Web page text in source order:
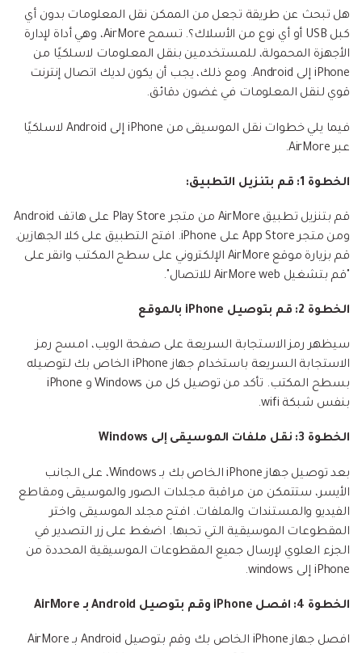
هل تبحث عن طريقة تجعل من الممكن نقل المعلومات بدون أي
كبل USB أو أي نوع من الأسلاك؟. تسمح AirMore، وهي أداة لإدارة
الأجهزة المحمولة، للمستخدمين بنقل المعلومات لاسلكيًا من
iPhone إلى Android. ومع ذلك، يجب أن يكون لديك اتصال إنترنت
قوي لنقل المعلومات في غضون دقائق.
فيما يلي خطوات نقل الموسيقى من iPhone إلى Android لاسلكيًا
عبر AirMore.
الخطوة 1: قم بتنزيل التطبيق:
قم بتنزيل تطبيق AirMore من متجر Play Store على هاتف Android
ومن متجر App Store على iPhone. افتح التطبيق على كلا الجهازين.
قم بزيارة موقع AirMore الإلكتروني على سطح المكتب وانقر على
"قم بتشغيل AirMore web للاتصال".
الخطوة 2: قم بتوصيل iPhone بالموقع
سيظهر رمز الاستجابة السريعة على صفحة الويب، امسح رمز
الاستجابة السريعة باستخدام جهاز iPhone الخاص بك لتوصيله
بسطح المكتب. تأكد من توصيل كل من Windows و iPhone
بنفس شبكة wifi.
الخطوة 3: نقل ملفات الموسيقى إلى Windows
بعد توصيل جهاز iPhone الخاص بك بـ Windows، على الجانب
الأيسر، ستتمكن من مراقبة مجلدات الصور والموسيقى ومقاطع
الفيديو والمستندات والملفات. افتح مجلد الموسيقى واختر
المقطوعات الموسيقية التي تحبها. اضغط على زر التصدير في
الجزء العلوي لإرسال جميع المقطوعات الموسيقية المحددة من
iPhone إلى windows.
الخطوة 4: افصل iPhone وقم بتوصيل Android بـ AirMore
افصل جهاز iPhone الخاص بك وقم بتوصيل Android بـ AirMore